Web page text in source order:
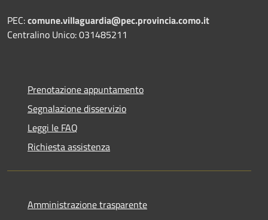
PEC:comune.villaguardia@pec.provincia.como.it
Centralino Unico: 031485211
Prenotazione appuntamento
Segnalazione disservizio
Leggi le FAQ
Richiesta assistenza
Amministrazione trasparente